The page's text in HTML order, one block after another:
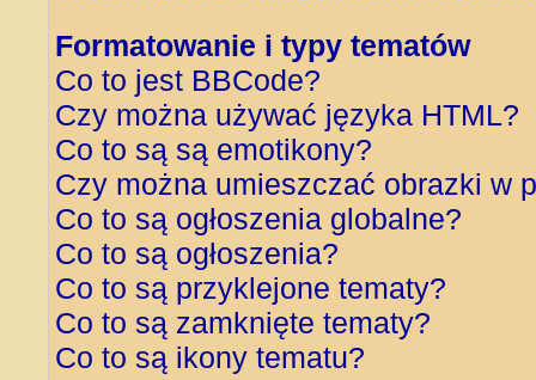
Formatowanie i typy tematów
Co to jest BBCode?
Czy można używać języka HTML?
Co to są są emotikony?
Czy można umieszczać obrazki w
Co to są ogłoszenia globalne?
Co to są ogłoszenia?
Co to są przyklejone tematy?
Co to są zamknięte tematy?
Co to są ikony tematu?